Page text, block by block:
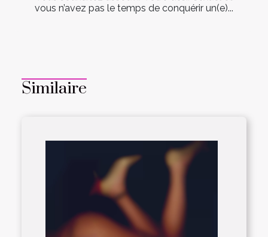
vous n’avez pas le temps de conquérir un(e)...
Similaire